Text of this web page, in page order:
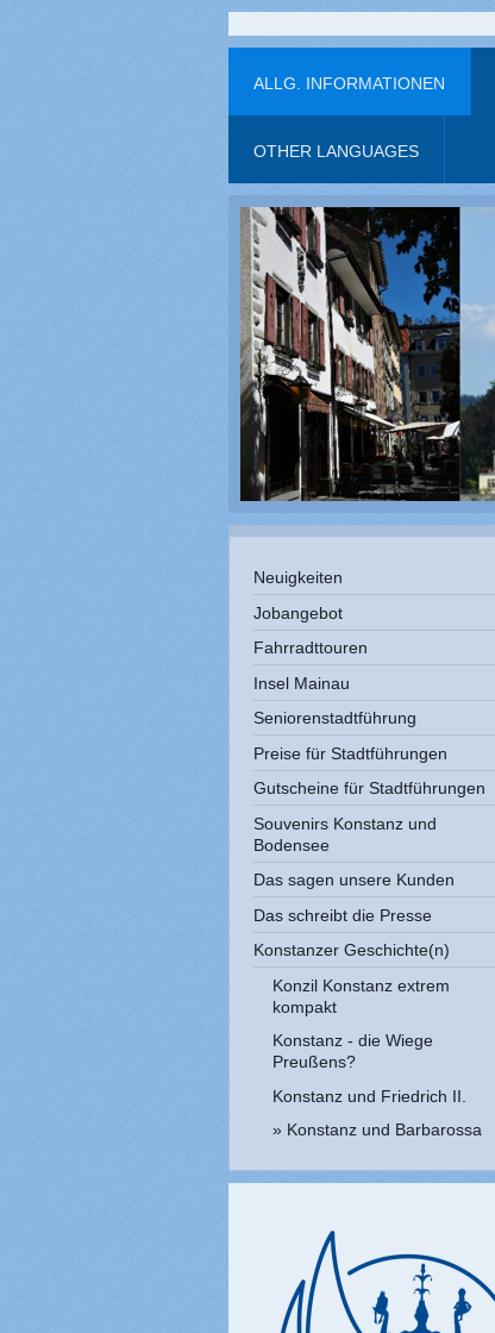
ALLG. INFORMATIONEN
OTHER LANGUAGES
Neuigkeiten
Jobangebot
Fahrradttouren
Insel Mainau
Seniorenstadtführung
Preise für Stadtführungen
Gutscheine für Stadtführungen
Souvenirs Konstanz und
Bodensee
Das sagen unsere Kunden
Das schreibt die Presse
Konstanzer Geschichte(n)
Konzil Konstanz extrem
kompakt
Konstanz - die Wiege
Preußens?
Konstanz und Friedrich II.
Konstanz und Barbarossa